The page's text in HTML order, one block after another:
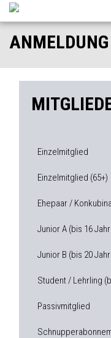
VEREIN
TEAMS
SPONSOREN
MITGLIED WERDEN
Einzelmitglied
Einzelmitglied (65+)
Ehepaar /
Junior A (bis 16
Junior B (bis 20
Student / Lehrling
Passivmitglied